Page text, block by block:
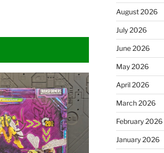
August 2026
July 2026
June 2026
May 2026
April 2026
March 2026
February 2026
January 2026